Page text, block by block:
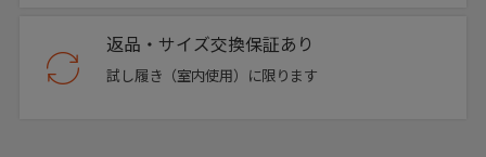
返品・サイズ交換保証あり
試し履き（室内使用）に限ります